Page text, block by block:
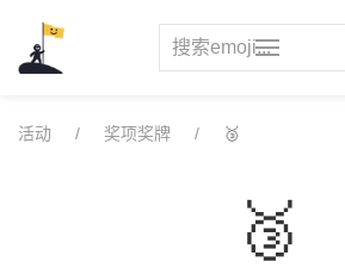
content
活动 奖项奖牌 🥉
🥉